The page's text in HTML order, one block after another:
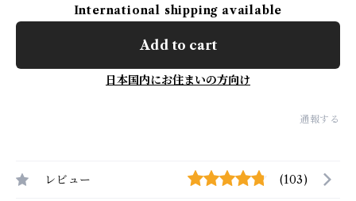
International shipping available
Add to cart
日本国内にお住まいの方向け
通報する
レビュー (103)